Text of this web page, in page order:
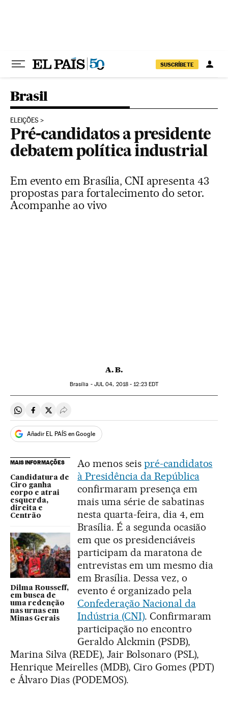
SUSCRÍBETE
Brasil
ELEIÇÕES
Pré-candidatos a presidente
debatem política industrial
Em evento em Brasília, CNI apresenta 43
propostas para fortalecimento do setor.
Acompanhe ao vivo
A. B.
Brasília - JUL 04, 2018 - 12:23EDT
Compartir en Whatsapp
Compartir en Facebook
Compartir en Twitter
Desplegar Redes Sociales
Añadir EL PAÍS en Google
MAIS INFORMAÇÕES
Candidatura de
Ciro ganha
corpo e atrai
esquerda,
direita e
Centrão
Dilma Rousseff,
em busca de
uma redenção
nas urnas em
Minas Gerais
Ao menos seis pré-candidatos
à Presidência da República
confirmaram presença em
mais uma série de sabatinas
nesta quarta-feira, dia 4, em
Brasília. É a segunda ocasião
em que os presidenciáveis
participam da maratona de
entrevistas em um mesmo dia
em Brasília. Dessa vez, o
evento é organizado pela
Confederação Nacional da
Indústria (CNI). Confirmaram
participação no encontro
Geraldo Alckmin (PSDB),
Marina Silva (REDE), Jair Bolsonaro (PSL),
Henrique Meirelles (MDB), Ciro Gomes (PDT)
e Álvaro Dias (PODEMOS).